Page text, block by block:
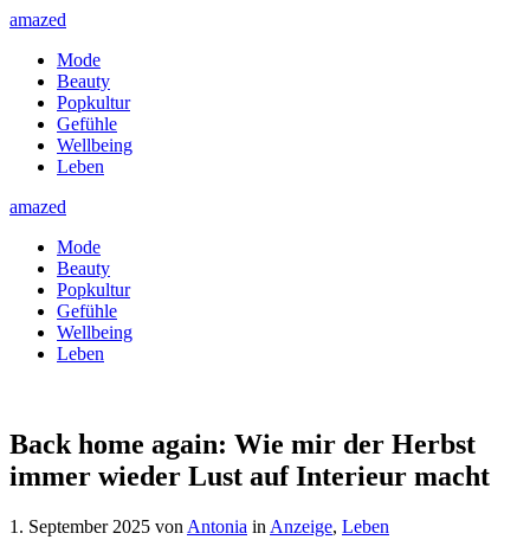
amazed
Mode
Beauty
Popkultur
Gefühle
Wellbeing
Leben
amazed
Mode
Beauty
Popkultur
Gefühle
Wellbeing
Leben
Back home again: Wie mir der Herbst
immer wieder Lust auf Interieur macht
1. September 2025 von Antonia in Anzeige, Leben